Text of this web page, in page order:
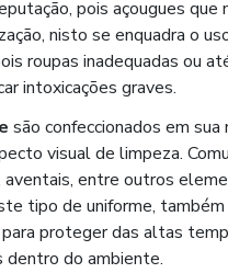
pois açougues
nisto se enquadra o
roupas inadequadas ou
intoxicações graves.
são confeccionados em
visual de limpeza.
aventais, entre outros
tipo de uniforme,
proteger das altas
dentro do ambiente.